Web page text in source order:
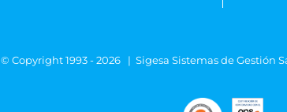
© Copyright 1993 -2026 | Sigesa Sistemas de Gestión